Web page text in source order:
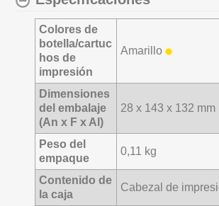
Colores de
botella/cartuc
hos de
impresión
Amarillo
Dimensiones
del embalaje
(An x F x Al)
28 x 143 x 132 mm
Peso del
empaque
0,11 kg
Contenido de
la caja
Cabezal de